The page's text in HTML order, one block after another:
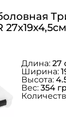
Длина: 27
Ширина:
Высота:
Вес: 354